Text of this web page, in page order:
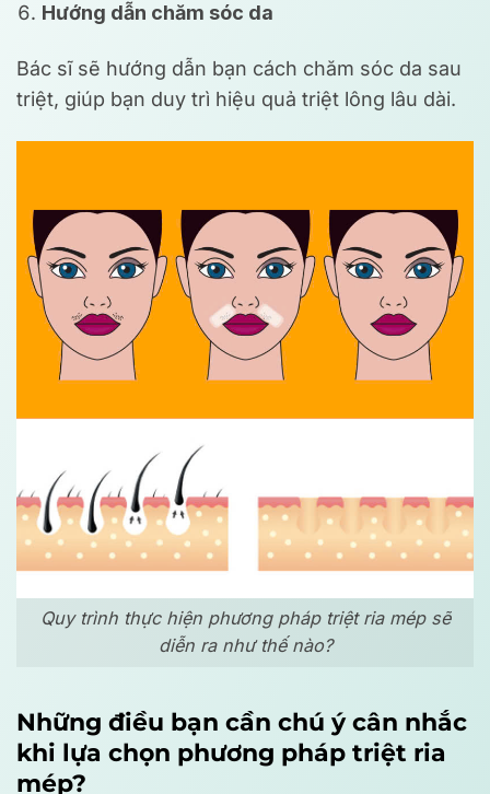
Hướng dẫn chăm sóc da
Bác sĩ sẽ hướng dẫn bạn cách chăm sóc da sau
triệt, giúp bạn duy trì hiệu quả triệt lông lâu dài.
Quy trình thực hiện phương pháp triệt ria mép sẽ
diễn ra như thế nào?
Những điều bạn cần chú ý cân nhắc
khi lựa chọn phương pháp triệt ria
mép?